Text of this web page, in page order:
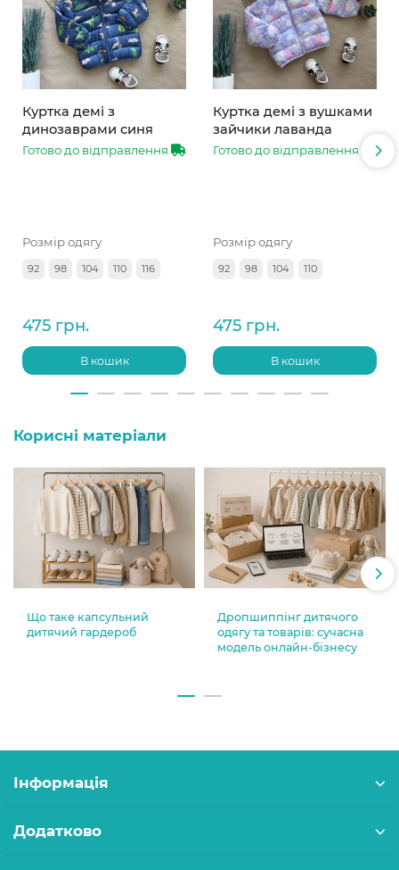
Куртка демі з
динозаврами синя
Готово до відправлення
Розмір одягу
92 98 104 110 116
475 грн.
В кошик
Куртка демі з вушками
зайчики лаванда
Готово до відправлення
Розмір одягу
92 98 104 110
475 грн.
В кошик
Корисні матеріали
Що таке капсульний
дитячий гардероб
Дропшиппінг дитячого
одягу та товарів: сучасна
модель онлайн-бізнесу
Інформація
Додатково